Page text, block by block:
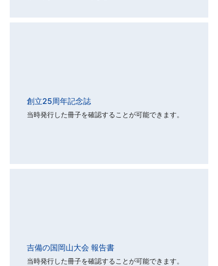
創立25周年記念誌
当時発行した冊子を確認することが可能できます。
吉備の国岡山大会 報告書
当時発行した冊子を確認することが可能できます。